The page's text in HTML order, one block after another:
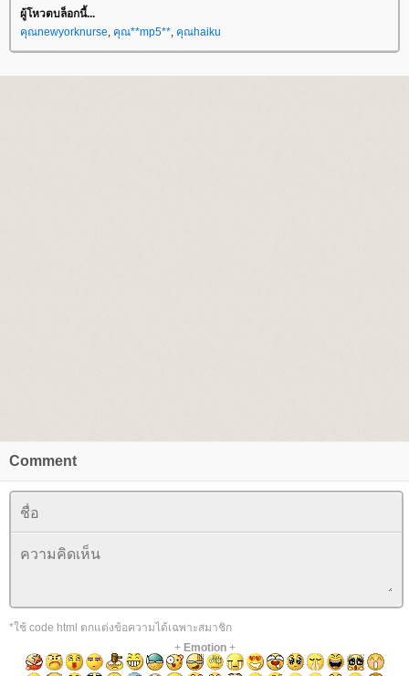
ผู้โหวตบล็อกนี้...
คุณnewyorknurse, คุณ**mp5**, คุณhaiku
Comment
*ใช้ code html ตกแต่งข้อความได้เฉพาะสมาชิก
+ Emotion+